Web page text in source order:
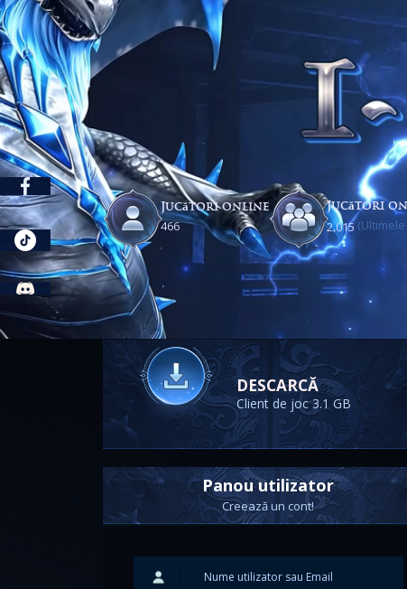
Jucători online
466
Jucători
2,015(Ultimele
DESCARCĂ
Client de joc 3.1 GB
Panou utilizator
Creează un cont!